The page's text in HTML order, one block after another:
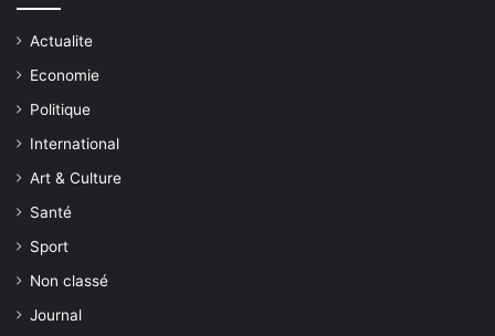
Actualite
Economie
Politique
International
Art & Culture
Santé
Sport
Non classé
Journal